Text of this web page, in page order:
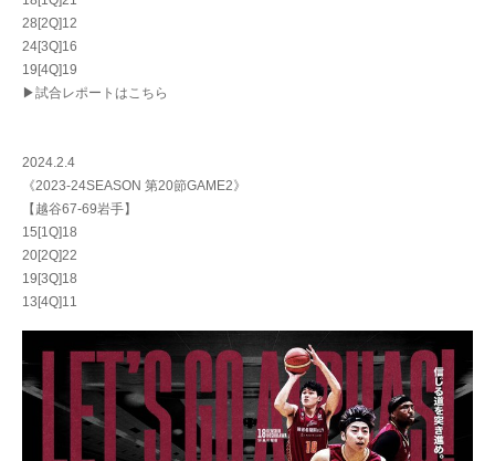
28[2Q]12
24[3Q]16
19[4Q]19
▶試合レポートはこちら
2024.2.4
《2023-24SEASON 第20節GAME2》
【越谷67-69岩手】
15[1Q]18
20[2Q]22
19[3Q]18
13[4Q]11